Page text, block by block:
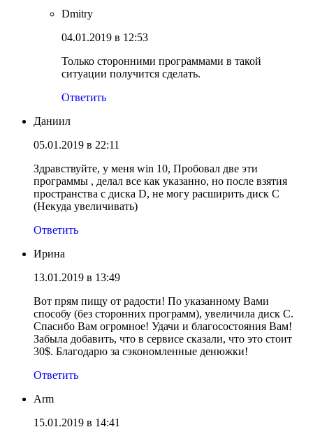
Dmitry
04.01.2019 в 12:53
Только сторонними программами в такой
ситуации получится сделать.
Ответить
Даниил
05.01.2019 в 22:11
Здравствуйте, у меня win 10, Пробовал две эти
программы , делал все как указанно, но после взятия
пространства с диска D, не могу расширить диск С
(Некуда увеличивать)
Ответить
Ирина
13.01.2019 в 13:49
Вот прям пищу от радости! По указанному Вами
способу (без сторонних программ), увеличила диск С.
Спасибо Вам огромное! Удачи и благосостояния Вам!
Забыла добавить, что в сервисе сказали, что это стоит
30$. Благодарю за сэкономленные денюжки!
Ответить
Arm
15.01.2019 в 14:41